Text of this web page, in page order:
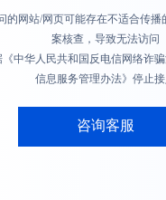
的网站/网页可能存在不适合传播
案核查，导致无法访问
《中华人民共和国反电信网络诈
信息服务管理办法》停止接
咨询客服